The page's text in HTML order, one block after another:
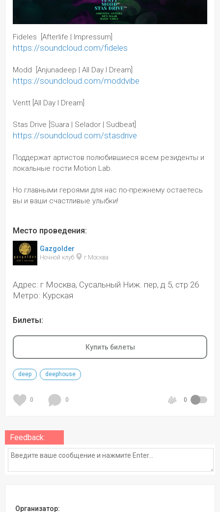
Fideles  [Afterlife | Impressum]
https://soundcloud.com/fideles
Modd  [Anjunadeep | All Day I Dream]
https://soundcloud.com/moddvibe
Ventt [All Day I Dream]
Stas Drive [Suara | Selador | Sudbeat]
https://soundcloud.com/stasdrive
Поддержат артистов полюбившиеся всем резиденты и
локальные гости Motion Lab.
Но главными героями для нас по-прежнему остаетесь
вы и ваши счастливые улыбки!
Место проведения:
Gazgolder
Ночной клуб г Москва
Адрес: г Москва, Сусальный Ниж. пер, д 5, стр 26
Метро: Курская
Билеты:
Купить билеты
deep deephouse
0 0 0
Feedback:
Организатор: